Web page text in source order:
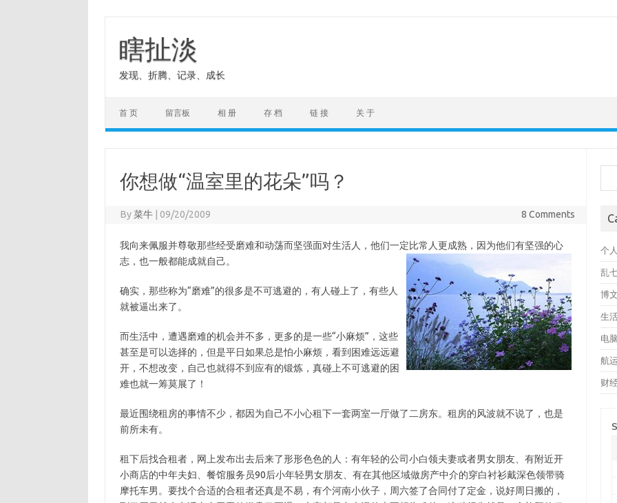
content
瞎扯淡
发现、折腾、记录、成长
首 页 留言板 相 册 存 档 链 接 关 于
你想做“温室里的花朵”吗？
By菜牛 09/20/2009 8 Comments
我向来佩服并尊敬那些经受磨难和动荡而坚强面对生活人，他们一定比常人更成熟，因为他们有坚强的心
志，也一般都能成就自己。
确实，那些称为“磨难”的很多是不可逃避的，有人碰上了，有些人
就被逼出来了。
而生活中，遭遇磨难的机会并不多，更多的是一些“小麻烦”，这些
甚至是可以选择的，但是平日如果总是怕小麻烦，看到困难远远避
开，不想改变，自己也就得不到应有的锻炼，真碰上不可逃避的困
难也就一筹莫展了！
最近围绕租房的事情不少，都因为自己不小心租下一套两室一厅做了二房东。租房的风波就不说了，也是
前所未有。
租下后找合租者，网上发布出去后来了形形色色的人：有年轻的公司小白领夫妻或者男女朋友、有附近开
小商店的中年夫妇、餐馆服务员90后小年轻男女朋友、有在其他区域做房产中介的穿白衬衫戴深色领带骑
摩托车男。要找个合适的合租者还真是不易，有个河南小伙子，周六签了合同付了定金，说好周日搬的，
个
乱
博
生
电
航
财